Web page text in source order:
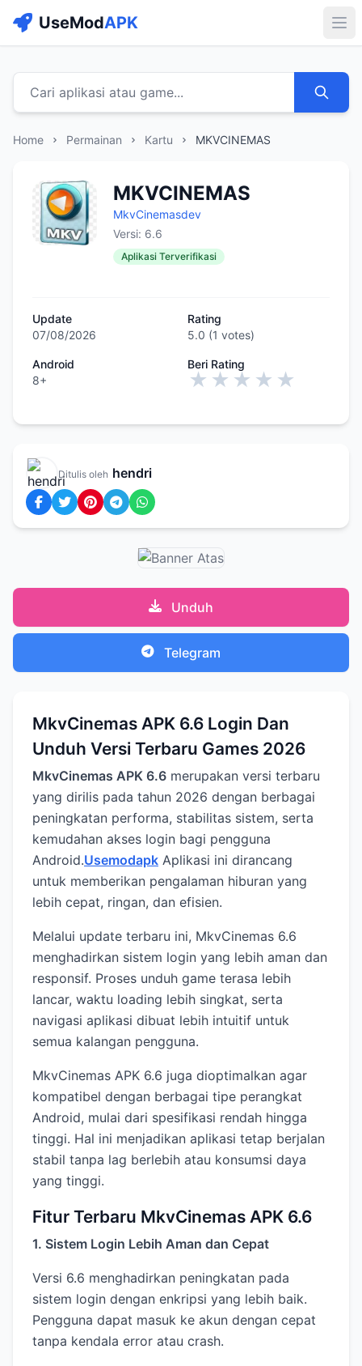
UseModAPK
Cari aplikasi atau game...
Home Permainan Kartu MKVCINEMAS
MKVCINEMAS
MkvCinemasdev
Versi: 6.6
Aplikasi Terverifikasi
Update
07/08/2026
Rating
5.0 (1 votes)
Android
8+
Beri Rating
★
★
★
★
★
Ditulis oleh hendri
Unduh
Telegram
MkvCinemas APK 6.6 Login Dan
Unduh Versi Terbaru Games 2026
MkvCinemas APK 6.6 merupakan versi terbaru
yang dirilis pada tahun 2026 dengan berbagai
peningkatan performa, stabilitas sistem, serta
kemudahan akses login bagi pengguna
Android.Usemodapk Aplikasi ini dirancang
untuk memberikan pengalaman hiburan yang
lebih cepat, ringan, dan efisien.
Melalui update terbaru ini, MkvCinemas 6.6
menghadirkan sistem login yang lebih aman dan
responsif. Proses unduh game terasa lebih
lancar, waktu loading lebih singkat, serta
navigasi aplikasi dibuat lebih intuitif untuk
semua kalangan pengguna.
MkvCinemas APK 6.6 juga dioptimalkan agar
kompatibel dengan berbagai tipe perangkat
Android, mulai dari spesifikasi rendah hingga
tinggi. Hal ini menjadikan aplikasi tetap berjalan
stabil tanpa lag berlebih atau konsumsi daya
yang tinggi.
Fitur Terbaru MkvCinemas APK 6.6
1. Sistem Login Lebih Aman dan Cepat
Versi 6.6 menghadirkan peningkatan pada
sistem login dengan enkripsi yang lebih baik.
Pengguna dapat masuk ke akun dengan cepat
tanpa kendala error atau crash.